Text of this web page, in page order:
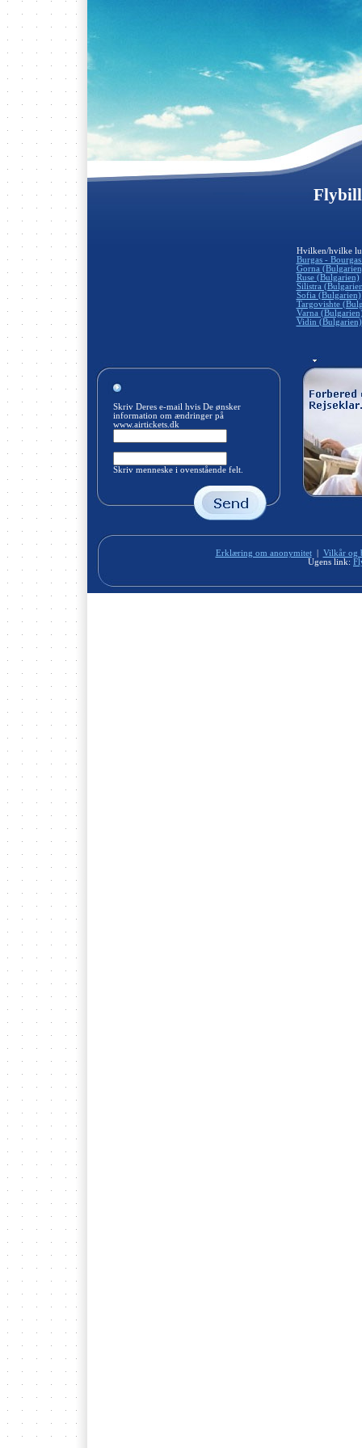
Hvilken/hvilke
Burgas -
Gorna
Ruse (Bulgarien)
Silistra
Sofia (Bulgarien)
Targovishte
Varna
Vidin (Bulgarien)
Skriv Deres e-mail hvis De ønsker
information om ændringer på
www.airtickets.dk
Skriv menneske i ovenstående felt.
Erklæring om anonymitet| Vilkår og
Ugens link: